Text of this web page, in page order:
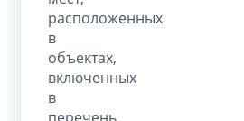
расположенных
в
объектах,
включенных
в